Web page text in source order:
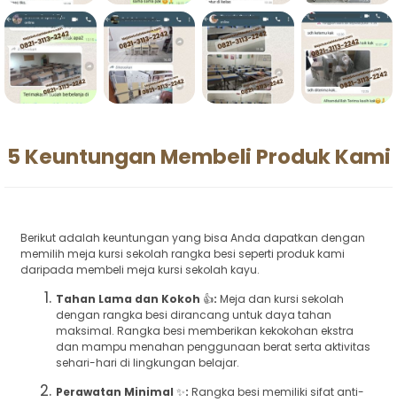
5 Keuntungan Membeli Produk Kami
Berikut adalah keuntungan yang bisa Anda dapatkan dengan
memilih meja kursi sekolah rangka besi seperti produk kami
daripada membeli meja kursi sekolah kayu.
Tahan Lama dan Kokoh 👍: Meja dan kursi sekolah
dengan rangka besi dirancang untuk daya tahan
maksimal. Rangka besi memberikan kekokohan ekstra
dan mampu menahan penggunaan berat serta aktivitas
sehari-hari di lingkungan belajar.
Perawatan Minimal ✨: Rangka besi memiliki sifat anti-